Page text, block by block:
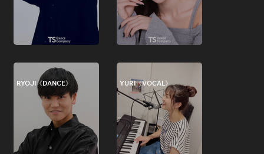
RYOJI《DANCE》 YURI《VOCAL》